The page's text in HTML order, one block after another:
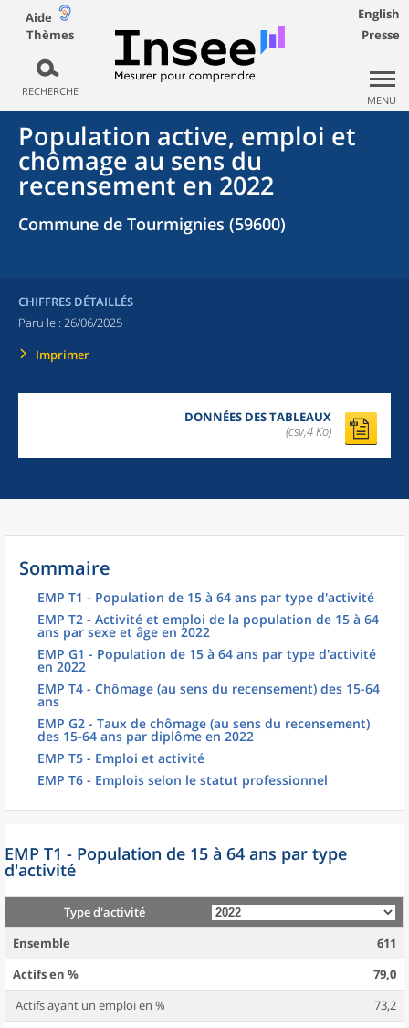
Aide
Thèmes
RECHERCHE
English
Presse
MENU
Population active, emploi et
chômage au sens du
recensement en 2022
Commune de Tourmignies (59600)
CHIFFRES DÉTAILLÉS
Paru le : 26/06/2025
Imprimer
DONNÉES DES TABLEAUX
(csv,4 Ko)
Sommaire
EMP T1 - Population de 15 à 64 ans par type d'activité
EMP T2 - Activité et emploi de la population de 15 à 64
ans par sexe et âge en 2022
EMP G1 - Population de 15 à 64 ans par type d'activité
en 2022
EMP T4 - Chômage (au sens du recensement) des 15-64
ans
EMP G2 - Taux de chômage (au sens du recensement)
des 15-64 ans par diplôme en 2022
EMP T5 - Emploi et activité
EMP T6 - Emplois selon le statut professionnel
EMP T1 - Population de 15 à 64 ans par type
d'activité
Type d'activité
Ensemble
611
Actifs en %
79,0
Actifs ayant un emploi en %
73,2